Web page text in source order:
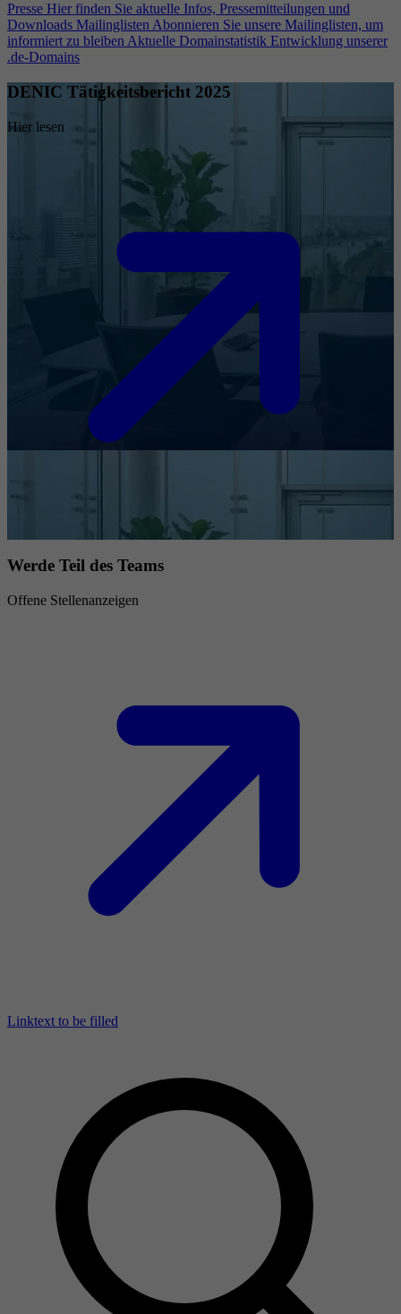
Presse Hier finden Sie aktuelle Infos, Pressemitteilungen und
Downloads Mailinglisten Abonnieren Sie unsere Mailinglisten, um
informiert zu bleiben Aktuelle Domainstatistik Entwicklung unserer
.de-Domains
DENIC Tätigkeitsbericht 2025
Hier lesen
Werde Teil des Teams
Offene Stellenanzeigen
Linktext to be filled